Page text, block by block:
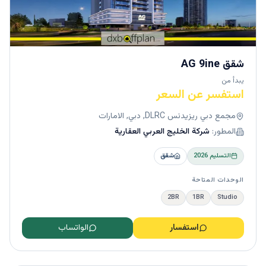
شقق AG 9ine
يبدأ من
استفسر عن السعر
مجمع دبي ريزيدنس DLRC, دبي, الامارات
المطور: شركة الخليج العربي العقارية
التسليم2026 شقق
الوحدات المتاحة
Studio
1BR
2BR
استفسار الواتساب